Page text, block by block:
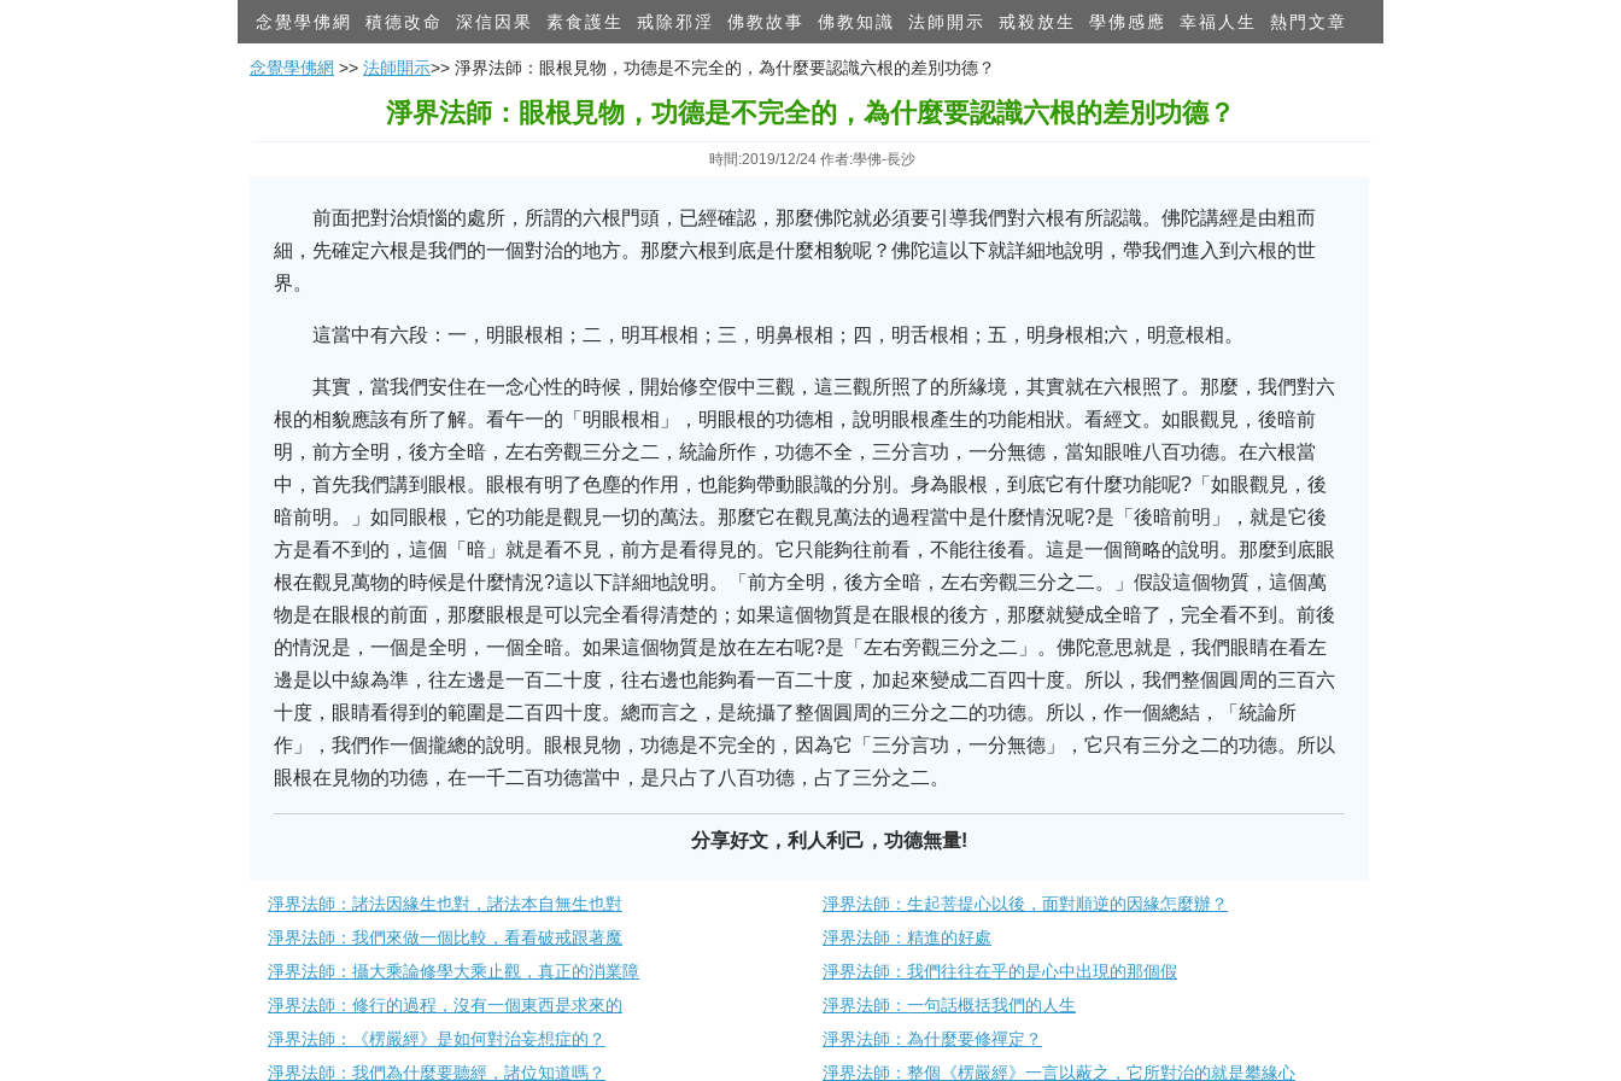
念覺學佛網 積德改命 深信因果 素食護生 戒除邪淫 佛教故事 佛教知識 法師開示 戒殺放生 學佛感應 幸福人生 熱門文章
念覺學佛網 >> 法師開示>> 淨界法師：眼根見物，功德是不完全的，為什麼要認識六根的差別功德？
淨界法師：眼根見物，功德是不完全的，為什麼要認識六根的差別功德？
時間:2019/12/24 作者:學佛-長沙
前面把對治煩惱的處所，所謂的六根門頭，已經確認，那麼佛陀就必須要引導我們對六根有所認識。佛陀講經是由粗而
細，先確定六根是我們的一個對治的地方。那麼六根到底是什麼相貌呢？佛陀這以下就詳細地說明，帶我們進入到六根的世
界。
這當中有六段：一，明眼根相；二，明耳根相；三，明鼻根相；四，明舌根相；五，明身根相;六，明意根相。
其實，當我們安住在一念心性的時候，開始修空假中三觀，這三觀所照了的所緣境，其實就在六根照了。那麼，我們對六
根的相貌應該有所了解。看午一的「明眼根相」，明眼根的功德相，說明眼根產生的功能相狀。看經文。如眼觀見，後暗前
明，前方全明，後方全暗，左右旁觀三分之二，統論所作，功德不全，三分言功，一分無德，當知眼唯八百功德。在六根當
中，首先我們講到眼根。眼根有明了色塵的作用，也能夠帶動眼識的分別。身為眼根，到底它有什麼功能呢?「如眼觀見，後
暗前明。」如同眼根，它的功能是觀見一切的萬法。那麼它在觀見萬法的過程當中是什麼情況呢?是「後暗前明」，就是它後
方是看不到的，這個「暗」就是看不見，前方是看得見的。它只能夠往前看，不能往後看。這是一個簡略的說明。那麼到底眼
根在觀見萬物的時候是什麼情況?這以下詳細地說明。「前方全明，後方全暗，左右旁觀三分之二。」假設這個物質，這個萬
物是在眼根的前面，那麼眼根是可以完全看得清楚的；如果這個物質是在眼根的後方，那麼就變成全暗了，完全看不到。前後
的情況是，一個是全明，一個全暗。如果這個物質是放在左右呢?是「左右旁觀三分之二」。佛陀意思就是，我們眼睛在看左
邊是以中線為準，往左邊是一百二十度，往右邊也能夠看一百二十度，加起來變成二百四十度。所以，我們整個圓周的三百六
十度，眼睛看得到的範圍是二百四十度。總而言之，是統攝了整個圓周的三分之二的功德。所以，作一個總結，「統論所
作」，我們作一個攏總的說明。眼根見物，功德是不完全的，因為它「三分言功，一分無德」，它只有三分之二的功德。所以
眼根在見物的功德，在一千二百功德當中，是只占了八百功德，占了三分之二。
分享好文，利人利己，功德無量!
淨界法師：諸法因緣生也對，諸法本​自無生也對
淨界法師：生起菩提心以後，面對順逆的因緣怎麼辦？
淨界法師：我們來做一個比較，​看看破戒跟著魔
淨界法師：精進的好處
淨界法師：攝大乘論修學大乘止觀，真正的消業障
淨界法師：我們往往在乎的是心中出現​的那個假
淨界法師：修行的過程，沒有一個東西是求​來的
淨界法師：一句話概括我們的人生
淨界法師：《楞嚴經》是如何對治妄想症的？
淨界法師：為什麼要修禪定？
淨界法師：我們為什麼要聽經​，諸位知道嗎？
淨界法師：整個《楞嚴經》一言以蔽之，它所對治的就是攀緣心